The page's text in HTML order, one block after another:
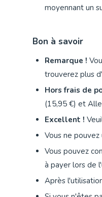
moyennant un
Bon à savoir
Remarque !
trouverez plus
Hors frais de
(15,95 €) et
Excellent !
Vous ne
Vous pouvez
à payer lors de
Après